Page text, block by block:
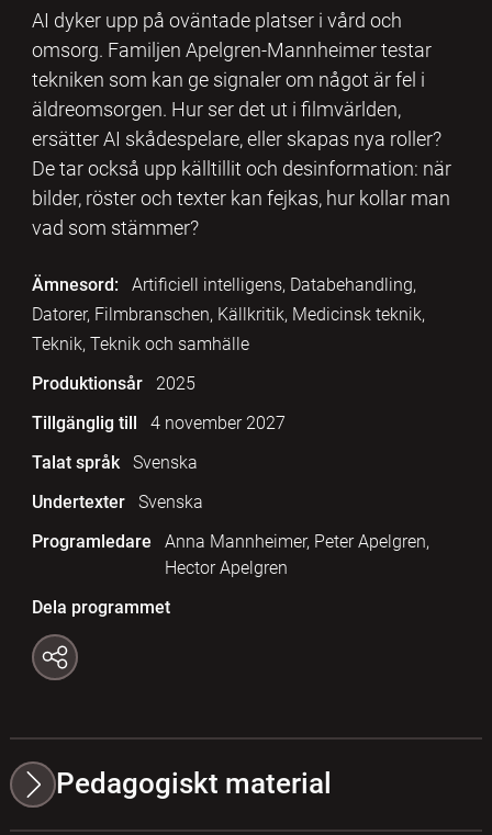
AI dyker upp på oväntade platser i vård och
omsorg. Familjen Apelgren-Mannheimer testar
tekniken som kan ge signaler om något är fel i
äldreomsorgen. Hur ser det ut i filmvärlden,
ersätter AI skådespelare, eller skapas nya roller?
De tar också upp källtillit och desinformation: när
bilder, röster och texter kan fejkas, hur kollar man
vad som stämmer?
Ämnesord:
Artificiell intelligens, Databehandling,
Datorer, Filmbranschen, Källkritik, Medicinsk teknik,
Teknik, Teknik och samhälle
Produktionsår
2025
Tillgänglig till
4 november 2027
Talat språk
Svenska
Undertexter
Svenska
Programledare
Anna Mannheimer, Peter Apelgren,
Hector Apelgren
Dela programmet
Pedagogiskt material